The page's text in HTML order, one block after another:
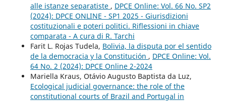
alle istanze separatiste , DPCE Online: Vol. 66 No. SP2
(2024): DPCE ONLINE - SP1 2025 - Giurisdizioni
costituzionali e poteri politici. Riflessioni in chiave
comparata - A cura di R. Tarchi
Farit L. Rojas Tudela, Bolivia, la disputa por el sentido
de la democracia y la Constitución , DPCE Online: Vol.
64 No. 2 (2024): DPCE Online 2-2024
Mariella Kraus, Otávio Augusto Baptista da Luz,
Ecological judicial governance: the role of the
constitutional courts of Brazil and Portugal in